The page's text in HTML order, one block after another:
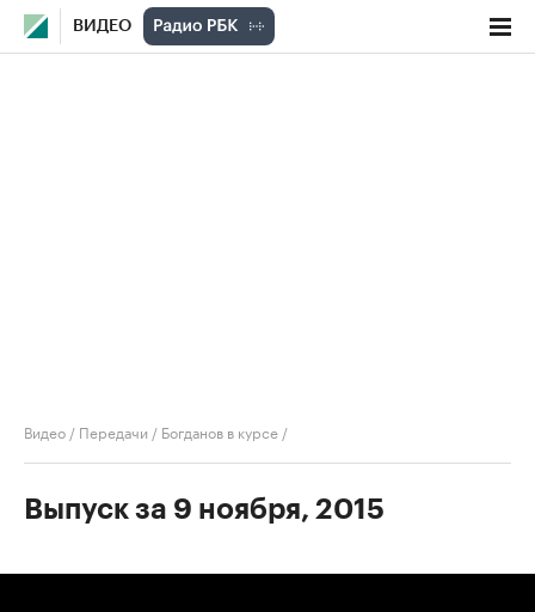
ВИДЕО
Видео / Передачи / Богданов в курсе /
Выпуск за 9 ноября, 2015